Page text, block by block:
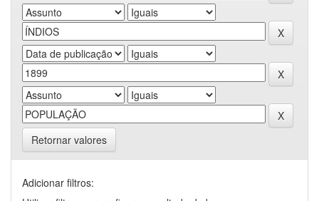
Retornar valores
Adicionar filtros: